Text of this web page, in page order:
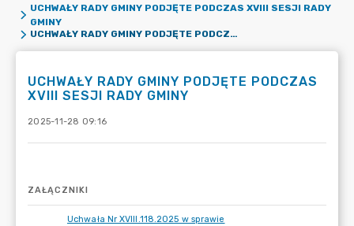
UCHWAŁY RADY GMINY PODJĘTE PODCZAS XVIII SESJI RADY
GMINY
UCHWAŁY RADY GMINY PODJĘTE PODCZAS XVIII SESJI RADY GMINY
UCHWAŁY RADY GMINY PODJĘTE PODCZAS
XVIII SESJI RADY GMINY
2025-11-28 09:16
ZAŁĄCZNIKI
Uchwała Nr XVIII.118.2025 w sprawie